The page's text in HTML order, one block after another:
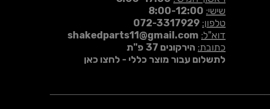
שישי: 8:00-12:00
טלפון: 072-3317929
דוא"ל: shakedparts11@gmail.com
כתובת: הירקונים 37 פ"ת
לתשלום עבור מוצר כללי - לחצו כאן